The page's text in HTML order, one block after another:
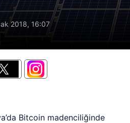
2018, 16:07
Bitcoin madenciliğinde